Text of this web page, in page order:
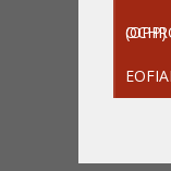
(OPP)